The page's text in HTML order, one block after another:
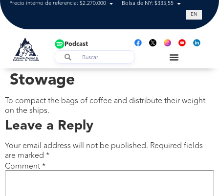
Precio interno de referencia: $2.270.000 Bolsa de NY: $335,55 Tasa de
EN
Podcast
Stowage
To compact the bags of coffee and distribute their weight
on the ships.
Leave a Reply
Your email address will not be published. Required fields
are marked *
Comment*